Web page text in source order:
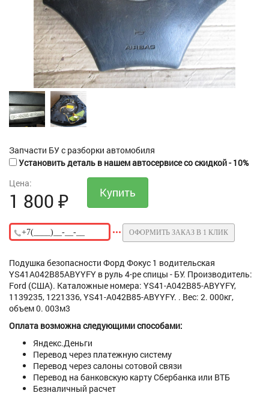
Запчасти БУ с разборки автомобиля
Установить деталь в нашем автосервисе со скидкой - 10%
Цена:
1 800 ₽
ОФОРМИТЬ ЗАКАЗ В 1 КЛИК
Подушка безопасности Форд Фокус 1 водительская
YS41A042B85ABYYFY в руль 4-ре спицы - БУ. Производитель:
Ford (США). Каталожные номера: YS41-A042B85-ABYYFY,
1139235, 1221336, YS41-A042B85-ABYYFY. . Вес: 2. 000кг,
объем 0. 003м3
Оплата возможна следующими способами:
Яндекс.Деньги
Перевод через платежную систему
Перевод через салоны сотовой связи
Перевод на банковскую карту Сбербанка или ВТБ
Безналичный расчет